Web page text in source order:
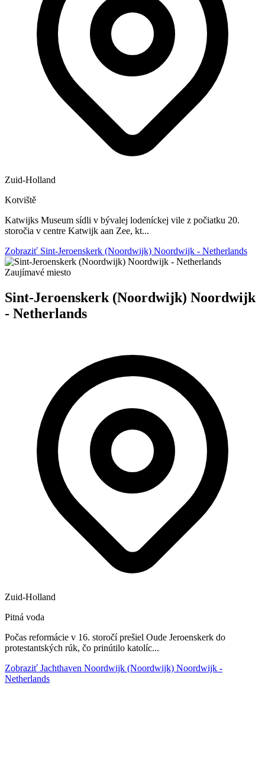
Zuid-Holland
Kotviště
Katwijks Museum sídli v bývalej lodeníckej vile z počiatku 20.
storočia v centre Katwijk aan Zee, kt...
Zobraziť Sint-Jeroenskerk (Noordwijk) Noordwijk - Netherlands
Zaujímavé miesto
Sint-Jeroenskerk (Noordwijk) Noordwijk
- Netherlands
Zuid-Holland
Pitná voda
Počas reformácie v 16. storočí prešiel Oude Jeroenskerk do
protestantských rúk, čo prinútilo katolíc...
Zobraziť Jachthaven Noordwijk (Noordwijk) Noordwijk -
Netherlands